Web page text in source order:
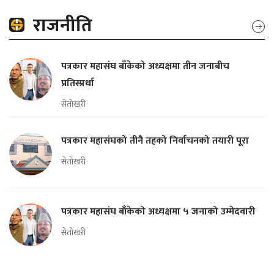
राजनीति
पत्रकार महासंघ बाँकेको अध्यक्षमा तीन जनाबीच
प्रतिस्प्रर्धा
सेतोखरी
पत्रकार महासंघको तीनै तहको निर्वाचनको तयारी पूरा
सेतोखरी
पत्रकार महासंघ बाँकेको अध्यक्षमा ५ जनाको उम्मेदवारी
सेतोखरी